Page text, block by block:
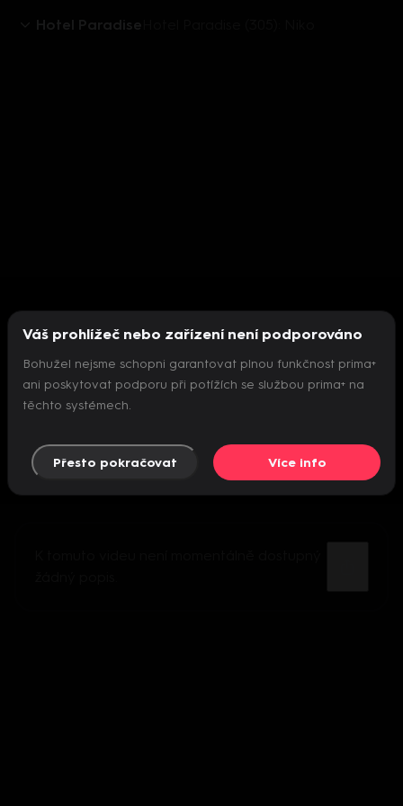
Hotel Paradise
Nepodařilo se inicializovat přehrávač
Váš prohlížeč nebo zařízení není podporováno
Bohužel nejsme schopni garantovat plnou funkčnost prima+
ani poskytovat podporu při potížích se službou prima+ na
těchto systémech.
Přesto pokračovat Více info